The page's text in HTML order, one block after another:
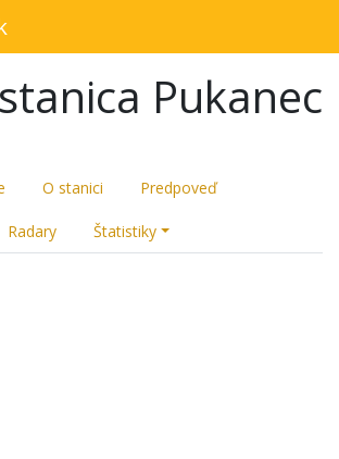
Pukanec
O stanici Predpoveď
Radary Štatistiky